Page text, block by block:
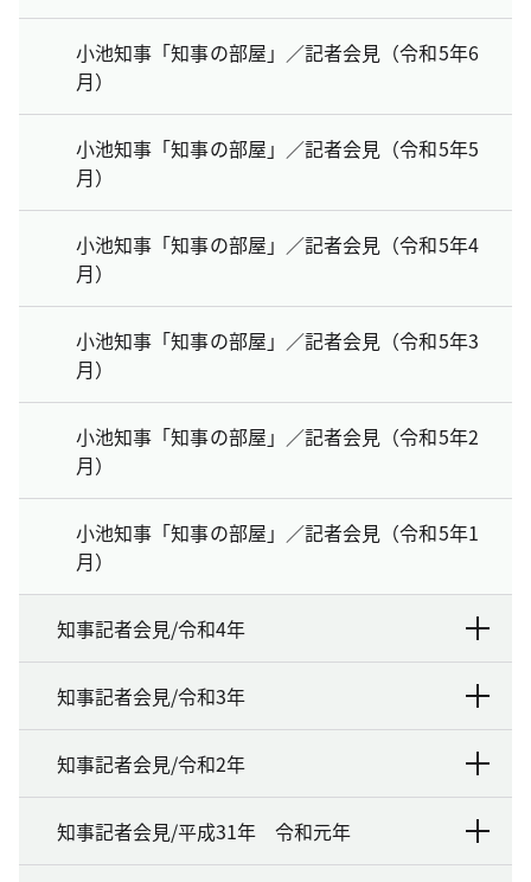
小池知事「知事の部屋」／記者会見（令和5年6
月）
小池知事「知事の部屋」／記者会見（令和5年5
月）
小池知事「知事の部屋」／記者会見（令和5年4
月）
小池知事「知事の部屋」／記者会見（令和5年3
月）
小池知事「知事の部屋」／記者会見（令和5年2
月）
小池知事「知事の部屋」／記者会見（令和5年1
月）
知事記者会見/令和4年
知事記者会見/令和3年
知事記者会見/令和2年
知事記者会見/平成31年 令和元年